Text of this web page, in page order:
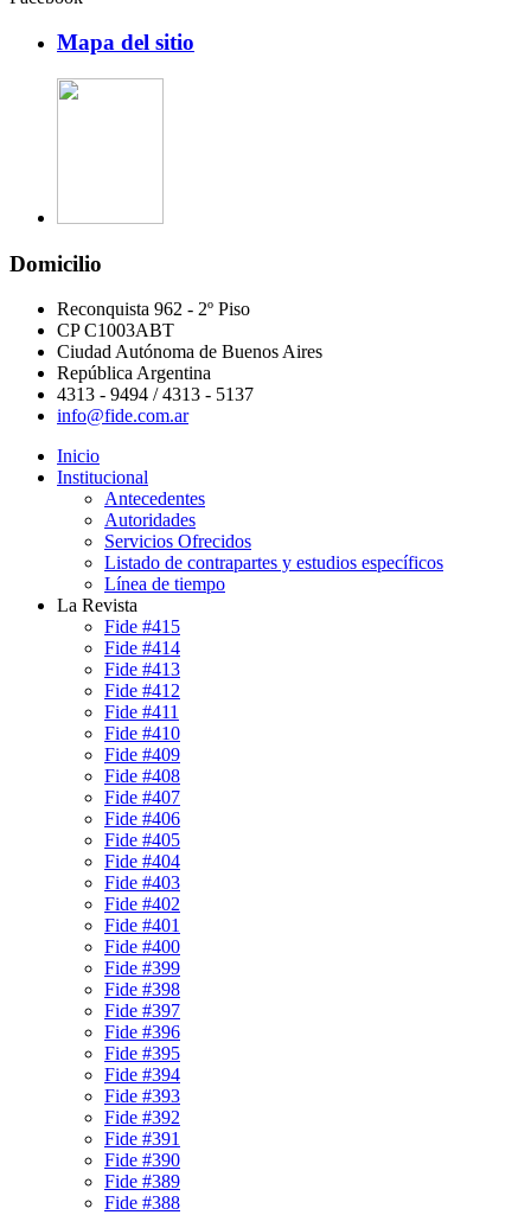
Mapa del sitio
Domicilio
Reconquista 962 - 2º Piso
CP C1003ABT
Ciudad Autónoma de Buenos Aires
República Argentina
4313 - 9494 / 4313 - 5137
info@fide.com.ar
Inicio
Institucional
Antecedentes
Autoridades
Servicios Ofrecidos
Listado de contrapartes y estudios específicos
Línea de tiempo
La Revista
Fide #415
Fide #414
Fide #413
Fide #412
Fide #411
Fide #410
Fide #409
Fide #408
Fide #407
Fide #406
Fide #405
Fide #404
Fide #403
Fide #402
Fide #401
Fide #400
Fide #399
Fide #398
Fide #397
Fide #396
Fide #395
Fide #394
Fide #393
Fide #392
Fide #391
Fide #390
Fide #389
Fide #388